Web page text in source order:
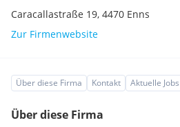
Caracallastraße 19, 4470 Enns
Zur Firmenwebsite
Über diese Firma Kontakt Aktuelle Jobs
Über diese Firma